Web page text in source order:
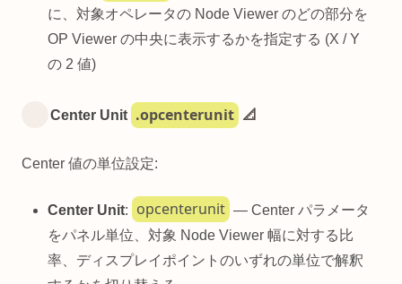
に、対象オペレータの Node Viewer のどの部分を
OP Viewer の中央に表示するかを指定する (X / Y
の 2 値)
Center Unit .opcenterunit 📐
Center 値の単位設定:
Center Unit: opcenterunit — Center パラメータ
をパネル単位、対象 Node Viewer 幅に対する比
率、ディスプレイポイントのいずれの単位で解釈